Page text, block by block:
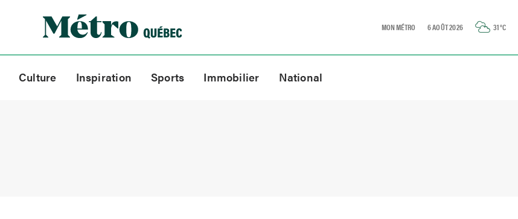
MON MÉTRO 6 AOÛT 2026 31°C
Culture Inspiration Sports Immobilier National